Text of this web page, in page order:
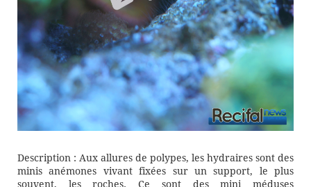
Description : Aux allures de polypes, les hydraires sont des
minis anémones vivant fixées sur un support, le plus